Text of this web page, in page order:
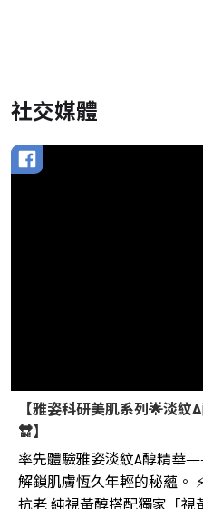
社交媒體
【雅姿科研美肌系列🌟淡
🔛】
率先體驗雅姿淡紋A醇精華
解鎖肌膚恆久年輕的秘蘊。 ⚡️ 雙重A醇配方｜5倍高效淡紋